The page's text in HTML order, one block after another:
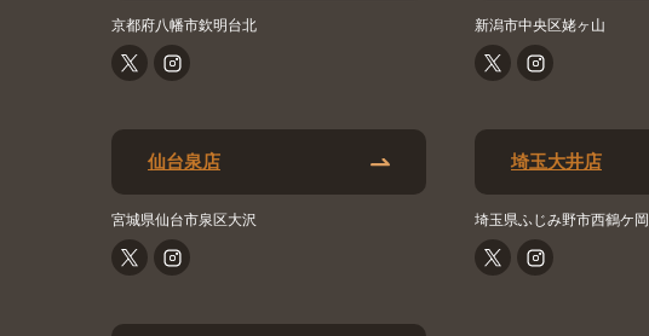
京都府八幡市欽明台北 新潟市中央区姥ヶ山
仙台泉店
宮城県仙台市泉区大沢
埼玉大井店
埼玉県ふじみ野市西鶴ケ岡